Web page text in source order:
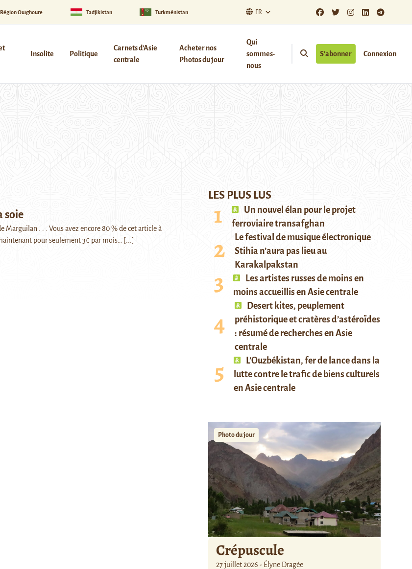
Région Ouïghoure Tadjikistan Turkménistan FR
Insolite Politique
Carnets d’Asie
centrale
Acheter nos
Photos du jour
Qui
sommes-
nous
S’abonner Connexion
soie
Marguilan . . . Vous avez encore 80 % de cet article à
pour seulement 3€ par mois…
[...]
LES PLUS LUS
Un nouvel élan pour le projet
ferroviaire transafghan
Le festival de musique électronique
Stihia n’aura pas lieu au
Karakalpakstan
Les artistes russes de moins en
moins accueillis en Asie centrale
Desert kites, peuplement
préhistorique et cratères d’astéroïdes
: résumé de recherches en Asie
centrale
L’Ouzbékistan, fer de lance dans la
lutte contre le trafic de biens culturels
en Asie centrale
Photo du jour
Crépuscule
27 juillet 2026 - Élyne Dragée